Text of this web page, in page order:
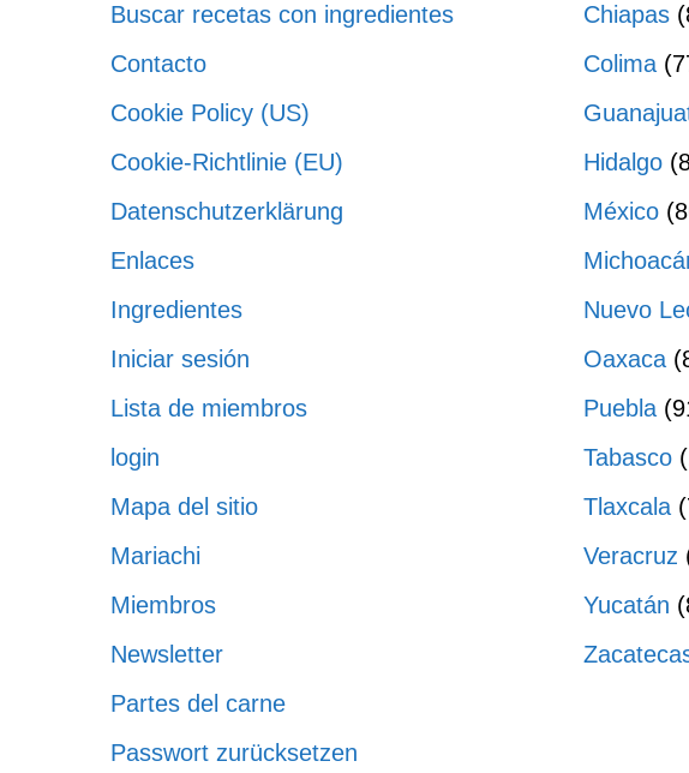
Buscar recetas con ingredientes
Contacto
Cookie Policy (US)
Cookie-Richtlinie (EU)
Datenschutzerklärung
Enlaces
Ingredientes
Iniciar sesión
Lista de miembros
login
Mapa del sitio
Mariachi
Miembros
Newsletter
Partes del carne
Passwort zurücksetzen
Chiapas
Colima
Hidalgo
México
Nuevo
Oaxaca
Puebla
Tabasco
Tlaxcala
Veracruz
Yucatán